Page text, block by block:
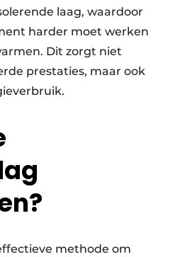
laag, waardoor
harder moet werken
Dit zorgt niet
prestaties, maar ook
methode om